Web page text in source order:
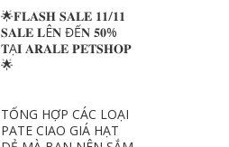
🌟𝐅𝐋𝐀𝐒𝐇 𝐒𝐀𝐋𝐄 𝟏𝟏/𝟏𝟏
𝐒𝐀𝐋𝐄 𝐋Ê𝐍 ĐẾ𝐍 𝟓𝟎%
𝐓Ạ𝐈 𝐀𝐑𝐀𝐋𝐄 𝐏𝐄𝐓𝐒𝐇𝐎𝐏
🌟
TỔNG HỢP CÁC LOẠI
PATE CIAO GIÁ HẠT